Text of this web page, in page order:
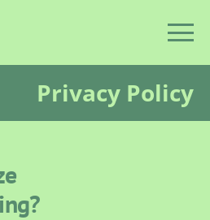
Privacy Policy